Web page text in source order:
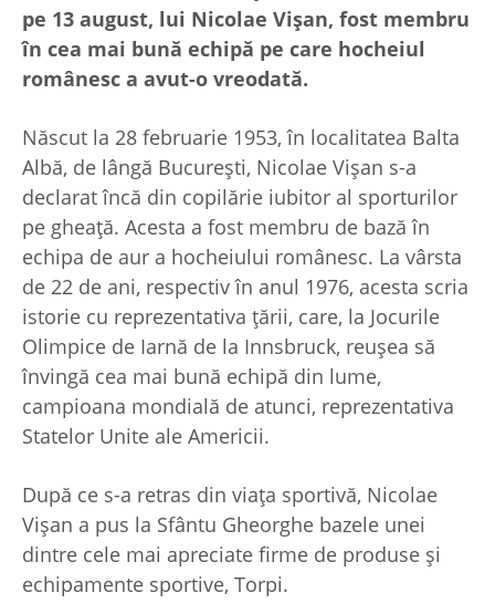
pe 13 august, lui Nicolae Vișan, fost membru
în cea mai bună echipă pe care hocheiul
românesc a avut-o vreodată.
Născut la 28 februarie 1953, în localitatea Balta
Albă, de lângă București, Nicolae Vișan s-a
declarat încă din copilărie iubitor al sporturilor
pe gheață. Acesta a fost membru de bază în
echipa de aur a hocheiului românesc. La vârsta
de 22 de ani, respectiv în anul 1976, acesta scria
istorie cu reprezentativa țării, care, la Jocurile
Olimpice de Iarnă de la Innsbruck, reușea să
învingă cea mai bună echipă din lume,
campioana mondială de atunci, reprezentativa
Statelor Unite ale Americii.
După ce s-a retras din viața sportivă, Nicolae
Vișan a pus la Sfântu Gheorghe bazele unei
dintre cele mai apreciate firme de produse și
echipamente sportive, Torpi.